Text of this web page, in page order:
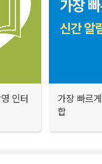
인터
가장 빠르
합